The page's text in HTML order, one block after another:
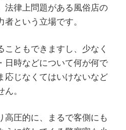
法律上問題がある風俗店の
という立場です。
ともできますし、少なく
日時などについて何が何で
応じなくてはいけないなど
。
高圧的に、まるで客側にも